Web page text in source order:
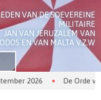
VAN DE SOEVEREINE
MILITAIRE
VAN JERUZALEM VAN
EN VAN MALTA V.Z.W
2026 De Orde van